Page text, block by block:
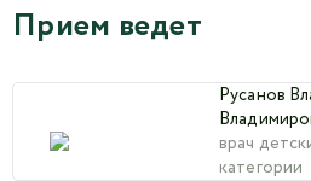
Прием ведет
Русанов
врач
категории